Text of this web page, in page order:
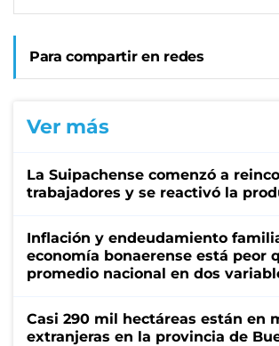
Para compartir en redes
Ver más
La Suipachense comenzó a
trabajadores y se reactivó la
Inflación y endeudamiento
economía bonaerense está peor
promedio nacional en dos
Casi 290 mil hectáreas están en
extranjeras en la provincia de